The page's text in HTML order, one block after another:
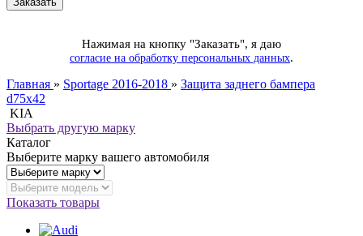
Нажимая на кнопку "Заказать", я даю
согласие на обработку персональных данных.
Главная » Sportage 2016-2018 » Защита заднего бампера
d75x42
KIA
Выбрать другую марку
Каталог
Выберите марку вашего автомобиля
Показать товары